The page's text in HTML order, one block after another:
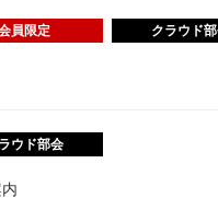
員限定 クラウド
ウド部会